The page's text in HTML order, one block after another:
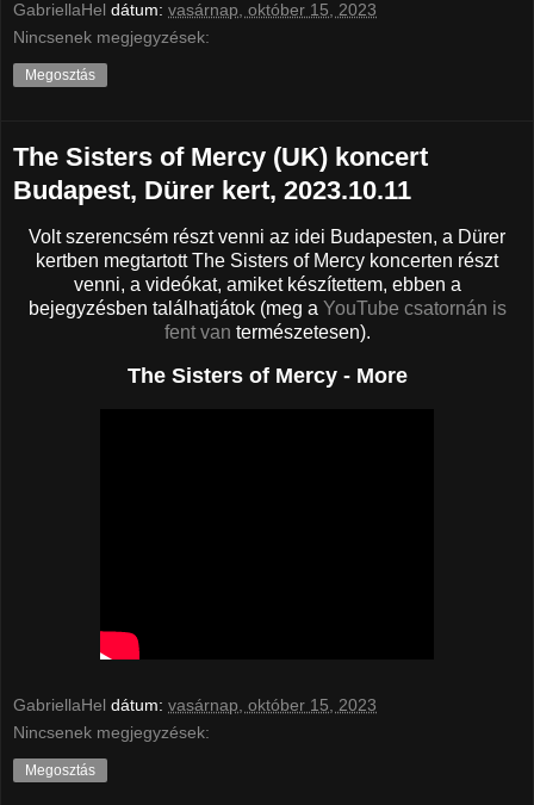
GabriellaHel dátum: vasárnap, október 15, 2023
Nincsenek megjegyzések:
Megosztás
The Sisters of Mercy (UK) koncert
Budapest, Dürer kert, 2023.10.11
Volt szerencsém részt venni az idei Budapesten, a Dürer
kertben megtartott The Sisters of Mercy koncerten részt
venni, a videókat, amiket készítettem, ebben a
bejegyzésben találhatjátok (meg a YouTube csatornán is
fent van természetesen).
The Sisters of Mercy - More
GabriellaHel dátum: vasárnap, október 15, 2023
Nincsenek megjegyzések:
Megosztás